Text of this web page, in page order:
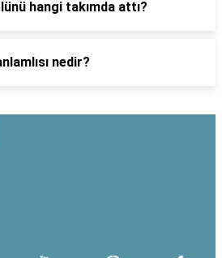
hangi takımda attı?
nedir?